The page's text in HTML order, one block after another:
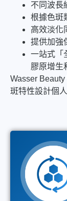
不同波長
根據色斑
高效淡化
提供加強
一站式「
膠原增生
Wasser
斑特性設計個